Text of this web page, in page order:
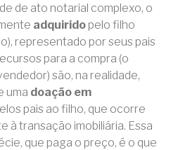
de ato notarial complexo, o
adquirido pelo filho
representado por seus pais
para a compra (o
são, na realidade,
uma doação em
pais ao filho, que ocorre
à transação imobiliária. Essa
que paga o preço, é o que